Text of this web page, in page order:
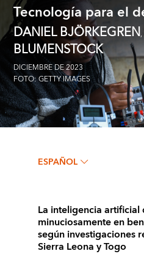
Tecnología para el
DANIEL BJÖRKEGREN,
BLUMENSTOCK
DICIEMBRE DE 2023
FOTO: GETTY IMAGES
ESPAÑOL
La inteligencia
minuciosamente en
según investigaciones
Sierra Leona y Togo